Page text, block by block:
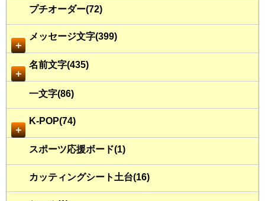
プチオーダー(72)
＋
メッセージ文字(399)
＋
名前文字(435)
一文字(86)
＋
K-POP(74)
スポーツ応援ボード(1)
カッティングシート土台(16)